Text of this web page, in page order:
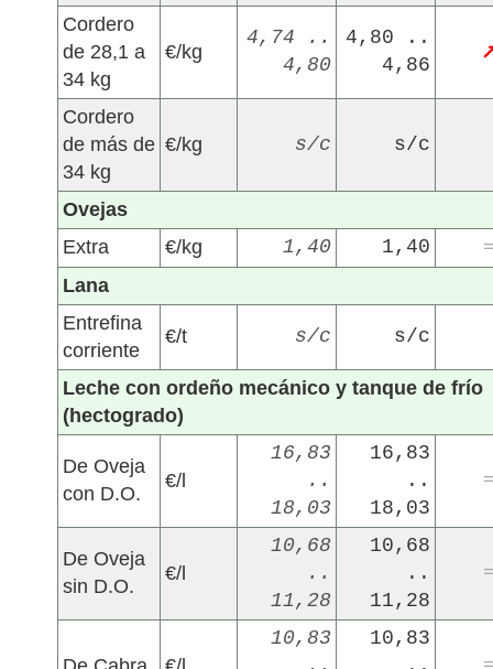
Cordero
de 28,1 a
34 kg
€/kg
4,74 ..
4,80
4,80 ..
4,86
Cordero
de más de
34 kg
€/kg s/c s/c
Ovejas
Extra
€/kg 1,40 1,40
Lana
Entrefina
corriente
€/t s/c s/c
Leche con ordeño mecánico y tanque de frío
(hectogrado)
De Oveja
con D.O.
€/l
16,83
..
18,03
16,83
..
18,03
De Oveja
sin D.O.
€/l
10,68
..
11,28
10,68
..
11,28
10,83
10,83